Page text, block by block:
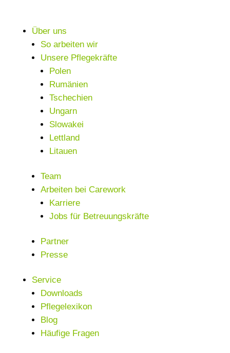
Über uns
So arbeiten wir
Unsere Pflegekräfte
Polen
Rumänien
Tschechien
Ungarn
Slowakei
Lettland
Litauen
Team
Arbeiten bei Carework
Karriere
Jobs für Betreuungskräfte
Partner
Presse
Service
Downloads
Pflegelexikon
Blog
Häufige Fragen